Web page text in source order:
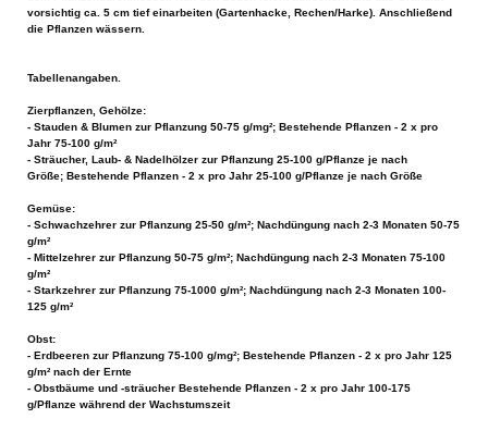
vorsichtig ca. 5 cm tief einarbeiten (Gartenhacke, Rechen/Harke). Anschließend
die Pflanzen wässern.
Tabellenangaben.
Zierpflanzen, Gehölze:
- Stauden & Blumen zur Pflanzung 50-75 g/mg²; Bestehende Pflanzen - 2 x pro
Jahr 75-100 g/m²
- Sträucher, Laub- & Nadelhölzer zur Pflanzung 25-100 g/Pflanze je nach
Größe; Bestehende Pflanzen - 2 x pro Jahr 25-100 g/Pflanze je nach Größe
Gemüse:
- Schwachzehrer zur Pflanzung 25-50 g/m²; Nachdüngung nach 2-3 Monaten 50-75
g/m²
- Mittelzehrer zur Pflanzung 50-75 g/m²; Nachdüngung nach 2-3 Monaten 75-100
g/m²
- Starkzehrer zur Pflanzung 75-1000 g/m²; Nachdüngung nach 2-3 Monaten 100-
125 g/m²
Obst:
- Erdbeeren zur Pflanzung 75-100 g/mg²; Bestehende Pflanzen - 2 x pro Jahr 125
g/m² nach der Ernte
- Obstbäume und -sträucher Bestehende Pflanzen - 2 x pro Jahr 100-175
g/Pflanze während der Wachstumszeit